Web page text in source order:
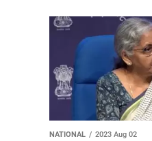
NATIONAL 2023 Aug 02